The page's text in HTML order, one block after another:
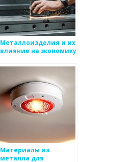
Металлоизделия и их
влияние на экономику
Материалы из
металла для